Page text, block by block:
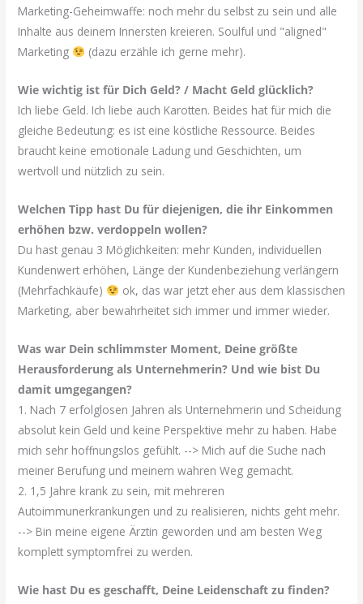
Marketing-Geheimwaffe: noch mehr du selbst zu sein und alle
Inhalte aus deinem Innersten kreieren. Soulful und "aligned"
Marketing
(dazu erzähle ich gerne mehr).
Wie wichtig ist für Dich Geld? / Macht Geld glücklich?
Ich liebe Geld. Ich liebe auch Karotten. Beides hat für mich die
gleiche Bedeutung: es ist eine köstliche Ressource. Beides
braucht keine emotionale Ladung und Geschichten, um
wertvoll und nützlich zu sein.
Welchen Tipp hast Du für diejenigen, die ihr Einkommen
erhöhen bzw. verdoppeln wollen?
Du hast genau 3 Möglichkeiten: mehr Kunden, individuellen
Kundenwert erhöhen, Länge der Kundenbeziehung verlängern
(Mehrfachkäufe)
ok, das war jetzt eher aus dem klassischen
Marketing, aber bewahrheitet sich immer und immer wieder.
Was war Dein schlimmster Moment, Deine größte
Herausforderung als Unternehmerin? Und wie bist Du
damit umgegangen?
1. Nach 7 erfolglosen Jahren als Unternehmerin und Scheidung
absolut kein Geld und keine Perspektive mehr zu haben. Habe
mich sehr hoffnungslos gefühlt. --> Mich auf die Suche nach
meiner Berufung und meinem wahren Weg gemacht.
2. 1,5 Jahre krank zu sein, mit mehreren
Autoimmunerkrankungen und zu realisieren, nichts geht mehr.
--> Bin meine eigene Ärztin geworden und am besten Weg
komplett symptomfrei zu werden.
Wie hast Du es geschafft, Deine Leidenschaft zu finden?